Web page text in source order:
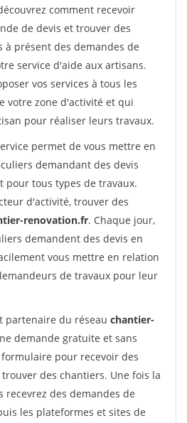
comment recevoir
de devis et trouver des
à présent des demandes de
service d'aide aux artisans.
vos services à tous les
votre zone d'activité et qui
pour réaliser leurs travaux.
permet de vous mettre en
demandant des devis
pour tous types de travaux.
d'activité, trouver des
renovation.fr. Chaque jour,
demandent des devis en
vous mettre en relation
de travaux pour leur
partenaire du réseau chantier-
demande gratuite et sans
pour recevoir des
des chantiers. Une fois la
recevrez des demandes de
les plateformes et sites de